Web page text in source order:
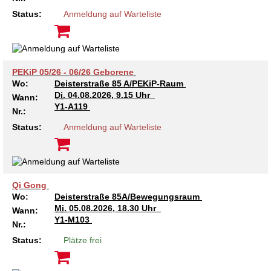
Kindertagesstätte Klaus-Müller-Kilian-Weg /
“Mäuseburg” / Familienzentrum
Kindertagesstätte Langes Feld “Deisterspatzen”
Familienzentrum
Kindertagesstätte Petermannstraße /
Familienzentrum
Kindertagesstätte Rosenbergstraße
Kindertagesstätte Hiltrud-Grote-Weg
Kindertagesstätte Johannes-Lau-Hof
Familienzentrum
Kindertagesstätte Klaus-Müller-Kilian-Weg /
“Mäuseburg” / Familienzentrum
Kindertagesstätte Langes Feld “Deisterspatzen”
Status: Anmeldung auf Warteliste
PEKiP 05/26 - 06/26 Geborene
Wo:
Deisterstraße 85 A/PEKiP-Raum
Wann:
Di. 04.08.2026, 9.15 Uhr
Nr.:
Y1-A119
Status: Anmeldung auf Warteliste
Qi Gong
Wo:
Deisterstraße 85A/Bewegungsraum
Wann:
Mi. 05.08.2026, 18.30 Uhr
Nr.:
Y1-M103
Status: Plätze frei